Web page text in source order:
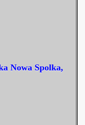
Nowa Spolka,